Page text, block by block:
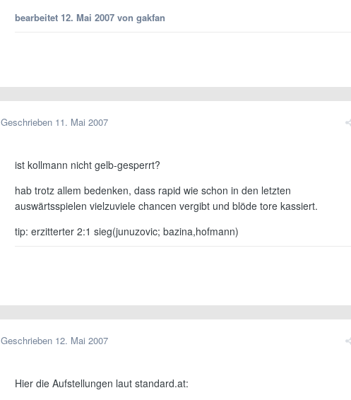
bearbeitet 12. Mai 2007 von gakfan
Geschrieben 11. Mai 2007
ist kollmann nicht gelb-gesperrt?
hab trotz allem bedenken, dass rapid wie schon in den letzten
auswärtsspielen vielzuviele chancen vergibt und blöde tore kassiert.
tip: erzitterter 2:1 sieg(junuzovic; bazina,hofmann)
Geschrieben 12. Mai 2007
Hier die Aufstellungen laut standard.at: